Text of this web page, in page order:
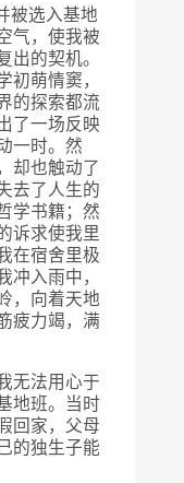
被选入基地
气，使我被
的契机。
萌情窦，
的探索都流
了一场反映
一时。然
却也触动了
去了人生的
学书籍；然
诉求使我里
在宿舍里极
入雨中，
，向着天地
疲力竭，满
无法用心于
地班。当时
回家，父母
的独生子能